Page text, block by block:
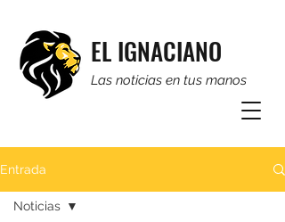
EL IGNACIANO
Las noticias en tus manos
Entrada
Noticias